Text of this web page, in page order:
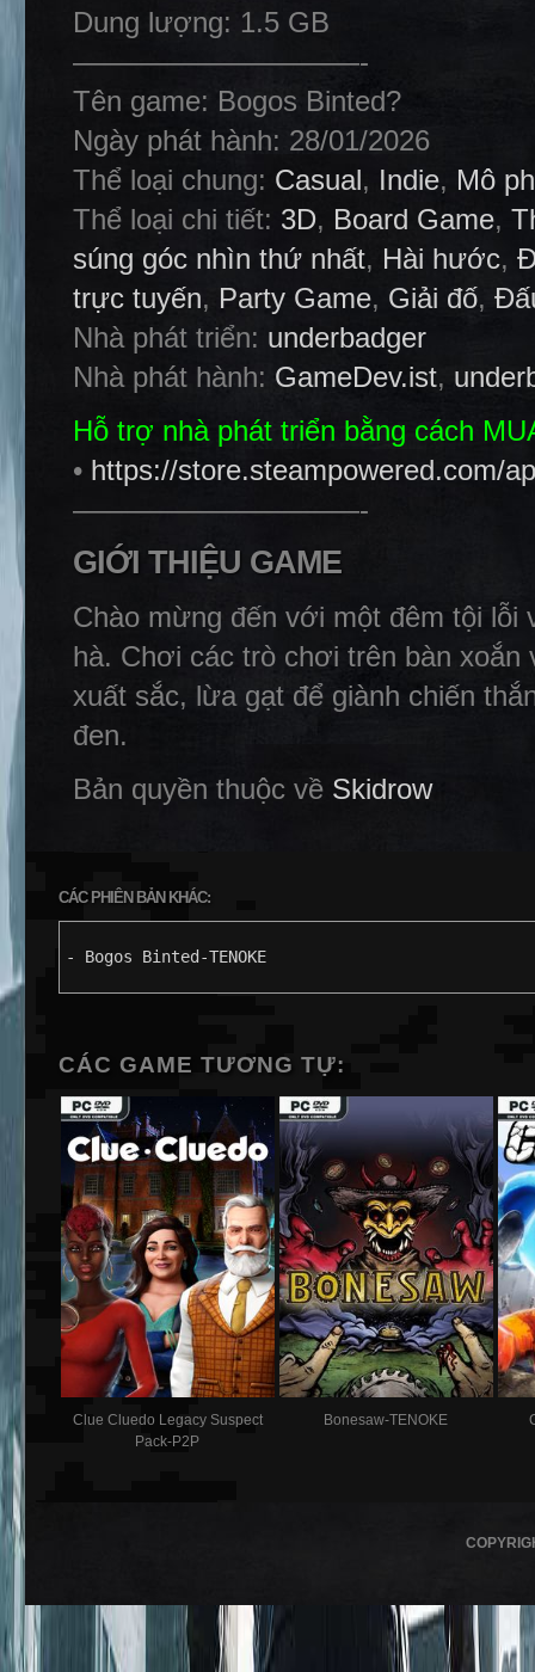
Dung lượng: 1.5 GB
——————————-
Tên game: Bogos Binted?
Ngày phát hành: 28/01/2026
Thể loại chung: Casual, Indie, Mô
Thể loại chi tiết: 3D, Board Game,
súng góc nhìn thứ nhất, Hài hước,
trực tuyến, Party Game, Giải đố,
Nhà phát triển: underbadger
Nhà phát hành: GameDev.ist,
Hỗ trợ nhà phát triển bằng cách
• https://store.steampowered.com/
——————————-
GIỚI THIỆU GAME
Chào mừng đến với một đêm tội
hà. Chơi các trò chơi trên bàn
xuất sắc, lừa gạt để giành chiến
đen.
Bản quyền thuộc về Skidrow
CÁC PHIÊN BẢN KHÁC:
- Bogos Binted-TENOKE
CÁC GAME TƯƠNG TỰ:
Clue Cluedo Legacy Suspect
Pack-P2P
Bonesaw-TENOKE